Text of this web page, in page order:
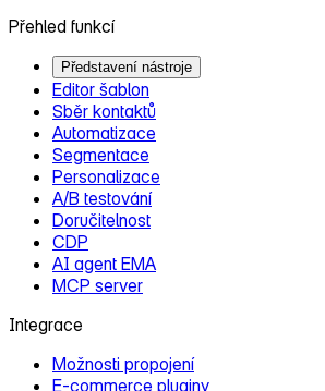
Přehled funkcí
Představení nástroje
Editor šablon
Sběr kontaktů
Automatizace
Segmentace
Personalizace
A/B testování
Doručitelnost
CDP
AI agent EMA
MCP server
Integrace
Možnosti propojení
E‑commerce pluginy